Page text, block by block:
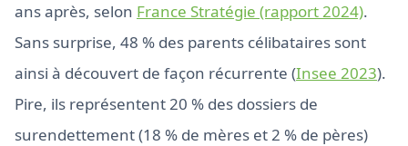
ans après, selon France Stratégie (rapport 2024).
Sans surprise, 48 % des parents célibataires sont
ainsi à découvert de façon récurrente (Insee 2023).
Pire, ils représentent 20 % des dossiers de
surendettement (18 % de mères et 2 % de pères)